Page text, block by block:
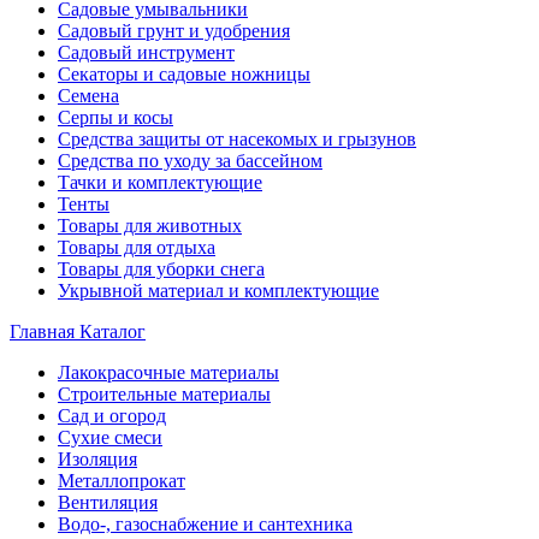
Садовые умывальники
Садовый грунт и удобрения
Садовый инструмент
Секаторы и садовые ножницы
Семена
Серпы и косы
Средства защиты от насекомых и грызунов
Средства по уходу за бассейном
Тачки и комплектующие
Тенты
Товары для животных
Товары для отдыха
Товары для уборки снега
Укрывной материал и комплектующие
Главная Каталог
Лакокрасочные материалы
Строительные материалы
Сад и огород
Сухие смеси
Изоляция
Металлопрокат
Вентиляция
Водо-, газоснабжение и сантехника